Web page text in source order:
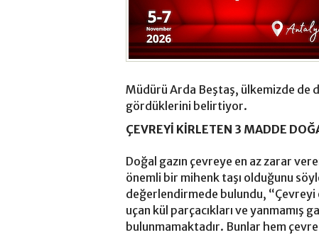
Müdürü Arda Beştaş, ülkemizde de
gördüklerini belirtiyor.
ÇEVREYİ KİRLETEN 3 MADDE
Doğal gazın çevreye en az zarar
önemli bir mihenk taşı olduğunu
değerlendirmede bulundu,
uçan kül parçacıkları ve yanmamış
bulunmamaktadır. Bunlar hem çevre